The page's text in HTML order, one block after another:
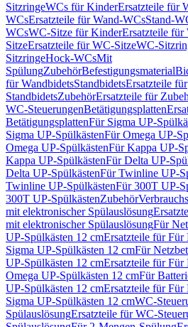
SitzringeWCs für KinderErsatzteile für
WCsErsatzteile für Wand-WCsStand-
WCsWC-Sitze für KinderErsatzteile
SitzeErsatzteile für WC-SitzeWC-
SitzringeHock-WCsMit
SpülungZubehörBefestigungsmaterial
für WandbidetsStandbidetsErsatzteile für
StandbidetsZubehörErsatzteile für
WC-SteuerungenBetätigungsplatten
BetätigungsplattenFür Sigma UP-
Sigma UP-SpülkästenFür Omega UP-
Omega UP-SpülkästenFür Kappa UP-
Kappa UP-SpülkästenFür Delta UP-
Delta UP-SpülkästenFür Twinline UP-
Twinline UP-SpülkästenFür 300T UP-
300T UP-SpülkästenZubehör
mit elektronischer Spülauslösung
mit elektronischer SpülauslösungFür
UP-Spülkästen 12 cmErsatzteile für Für
Sigma UP-Spülkästen 12 cmFür
UP-Spülkästen 12 cmErsatzteile für Für
Omega UP-Spülkästen 12 cmFür
UP-Spülkästen 12 cmErsatzteile für Für
Sigma UP-Spülkästen 12 cmWC-
SpülauslösungErsatzteile für WC-